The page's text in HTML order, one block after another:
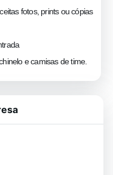
fotos, prints ou cópias
e camisas de time.